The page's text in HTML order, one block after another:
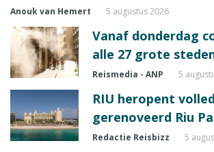
Anouk van Hemert 5 augustus 2026
Vanaf donderdag
alle 27 grote
Reismedia - ANP 5
RIU heropent
gerenoveerd Riu
Redactie Reisbizz 5